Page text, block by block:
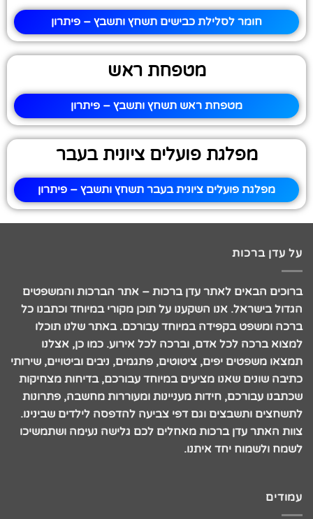
חומר לסלילת כבישים תשחץ ותשבץ – פיתרון
מטפחת ראש
מטפחת ראש תשחץ ותשבץ – פיתרון
מפלגת פועלים ציונית בעבר
מפלגת פועלים ציונית בעבר תשחץ ותשבץ – פיתרון
על עדן ברכות
ברוכים הבאים לאתר עדן ברכות – אתר הברכות והמשפטים
הגדול בישראל. אנו השקענו על תוכן מקורי במיוחד וכתבנו כל
ברכה ומשפט בקפידה במיוחד עבורכם. באתר שלנו תוכלו
למצוא ברכה לכל אדם, וברכה לכל אירוע. כמו כן, אצלנו
תמצאו משפטים יפים, ציטוטים, פתגמים, ניבים וביטויים, שירותי
כתיבה שונים שאנו מציעים במיוחד עבורכם, בדיחות מצחיקות
שכתבנו עבורכם, חידות מעניינות ומעוררות מחשבה, פתרונות
לתשחצים ותשבצים וגם דפי צביעה להדפסה לילדים שבינינו.
צוות האתר עדן ברכות מאחלים לכם גלישה נעימה ושתמשיכו
לשמח ולשמוח יחד איתנו.
עמודים